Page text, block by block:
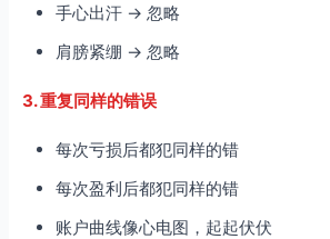
手心出汗 → 忽略
肩膀紧绷 → 忽略
3. 重复同样的错误
每次亏损后都犯同样的错
每次盈利后都犯同样的错
账户曲线像心电图，起起伏伏